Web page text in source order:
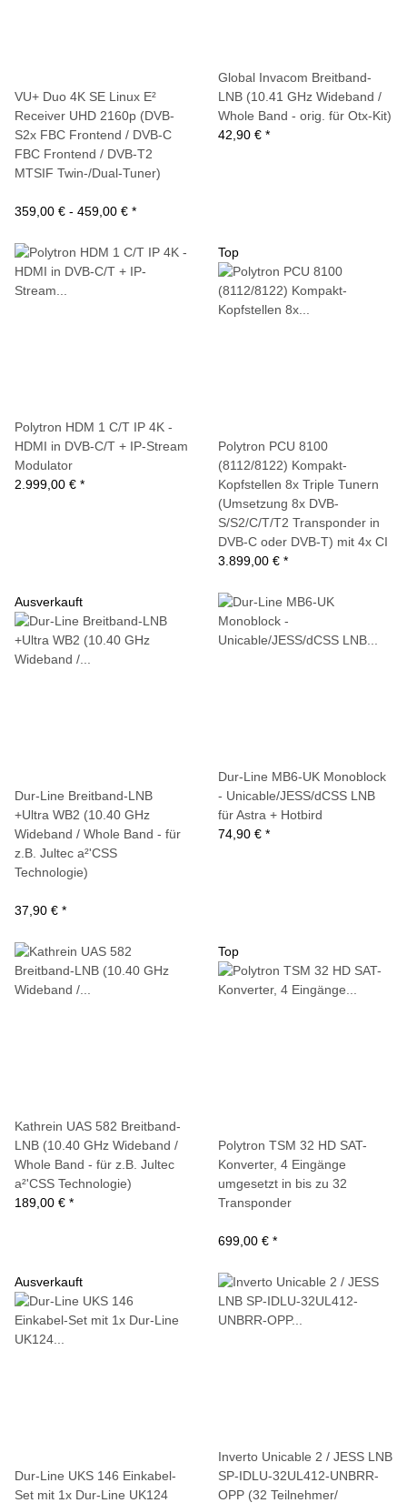
VU+ Duo 4K SE Linux E²
Receiver UHD 2160p (DVB-
S2x FBC Frontend / DVB-C
FBC Frontend / DVB-T2
MTSIF Twin-/Dual-Tuner)
359,00 € - 459,00 € *
Global Invacom Breitband-
LNB (10.41 GHz Wideband /
Whole Band - orig. für Otx-Kit)
42,90 € *
Polytron HDM 1 C/T IP 4K -
HDMI in DVB-C/T + IP-Stream
Modulator
2.999,00 € *
Top
Polytron PCU 8100
(8112/8122) Kompakt-
Kopfstellen 8x Triple Tunern
(Umsetzung 8x DVB-
S/S2/C/T/T2 Transponder in
DVB-C oder DVB-T) mit 4x CI
3.899,00 € *
Ausverkauft
Dur-Line Breitband-LNB
+Ultra WB2 (10.40 GHz
Wideband / Whole Band - für
z.B. Jultec a²'CSS
Technologie)
37,90 € *
Dur-Line MB6-UK Monoblock
- Unicable/JESS/dCSS LNB
für Astra + Hotbird
74,90 € *
Kathrein UAS 582 Breitband-
LNB (10.40 GHz Wideband /
Whole Band - für z.B. Jultec
a²'CSS Technologie)
189,00 € *
Top
Polytron TSM 32 HD SAT-
Konverter, 4 Eingänge
umgesetzt in bis zu 32
Transponder
699,00 € *
Ausverkauft
Dur-Line UKS 146 Einkabel-
Set mit 1x Dur-Line UK124
Inverto Unicable 2 / JESS LNB
SP-IDLU-32UL412-UNBRR-
OPP (32 Teilnehmer/